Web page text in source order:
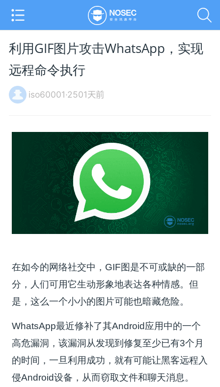
利用GIF图片攻击WhatsApp，实现
远程命令执行
iso60001·2501天前
在如今的网络社交中，GIF图是不可或缺的一部
分，人们可用它生动形象地表达各种情感。但
是，这么一个小小的图片可能也暗藏危险。
WhatsApp最近修补了其Android应用中的一个
高危漏洞，该漏洞从发现到修复至少已有3个月
的时间，一旦利用成功，就有可能让黑客远程入
侵Android设备，从而窃取文件和聊天消息。